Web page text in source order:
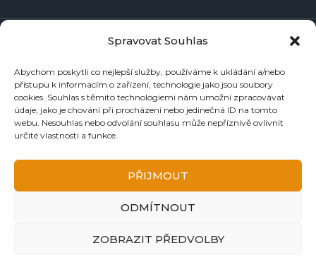
Spravovat Souhlas
Abychom poskytli co nejlepší služby, používáme k ukládání a/nebo
přístupu k informacím o zařízení, technologie jako jsou soubory
cookies. Souhlas s těmito technologiemi nám umožní zpracovávat
údaje, jako je chování při procházení nebo jedinečná ID na tomto
webu. Nesouhlas nebo odvolání souhlasu může nepříznivě ovlivnit
určité vlastnosti a funkce.
PŘIJMOUT
ODMÍTNOUT
ZOBRAZIT PŘEDVOLBY
Zbraně
Náboje
Reloading
Doplňky